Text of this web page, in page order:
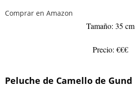
Comprar en Amazon
Tamaño: 35 cm
Precio: €€€
Peluche de Camello de Gund